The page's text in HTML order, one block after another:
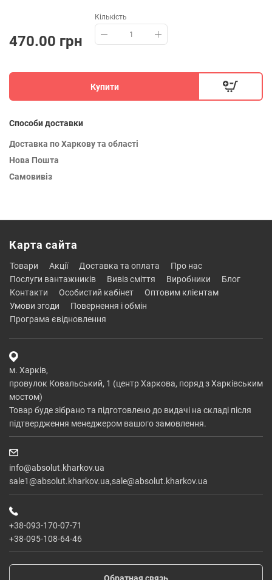
470.00 грн
Кількість
Купити
Способи доставки
Доставка по Харкову та області
Нова Пошта
Самовивіз
Карта сайта
товари акції доставка та оплата
про нас
послуги вантажників
вивіз сміття виробники
блог
контакти
особистий кабінет
оптовим клієнтам
умови згоди
повернення і обмін
програма євідновлення
м. Харків,
провулок Ковальський, 1 (центр Харкова, поряд з Харківським
мостом)
Товар буде зібрано та підготовлено до видачі на складі після
підтвердження менеджером вашого замовлення.
info@absolut.kharkov.ua
sale1@absolut.kharkov.ua,sale@absolut.kharkov.ua
+38-093-170-07-71
+38-095-108-64-46